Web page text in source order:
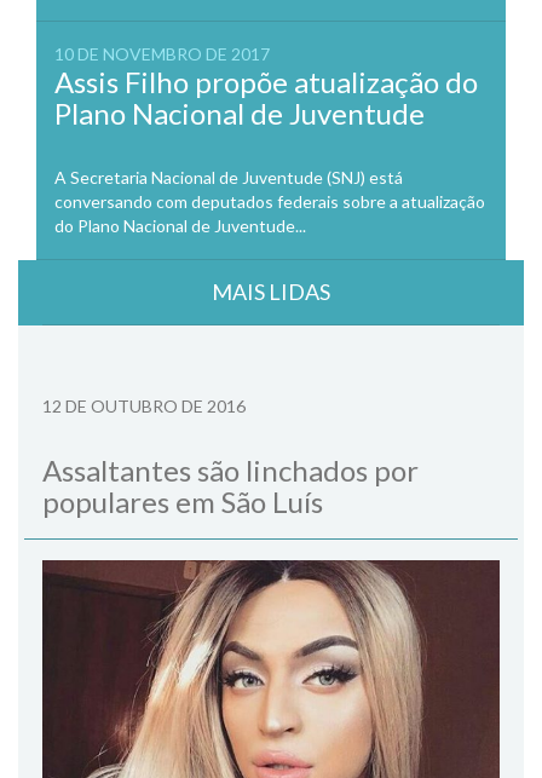
10 DE NOVEMBRO DE 2017
Assis Filho propõe atualização do
Plano Nacional de Juventude
A Secretaria Nacional de Juventude (SNJ) está
conversando com deputados federais sobre a atualização
do Plano Nacional de Juventude...
MAIS LIDAS
12 DE OUTUBRO DE 2016
Assaltantes são linchados por
populares em São Luís